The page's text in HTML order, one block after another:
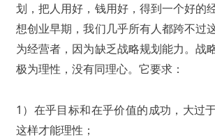
划，把人用好，钱用好，得到一个好的
想创业早期，我们几乎所有人都跨不过
为经营者，因为缺乏战略规划能力。战
极为理性，没有同理心。它要求：
1）在乎目标和在乎价值的成功，大过
这样才能理性；